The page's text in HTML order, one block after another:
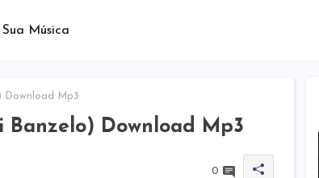
Música
Download Mp3
Banzelo) Download Mp3
0